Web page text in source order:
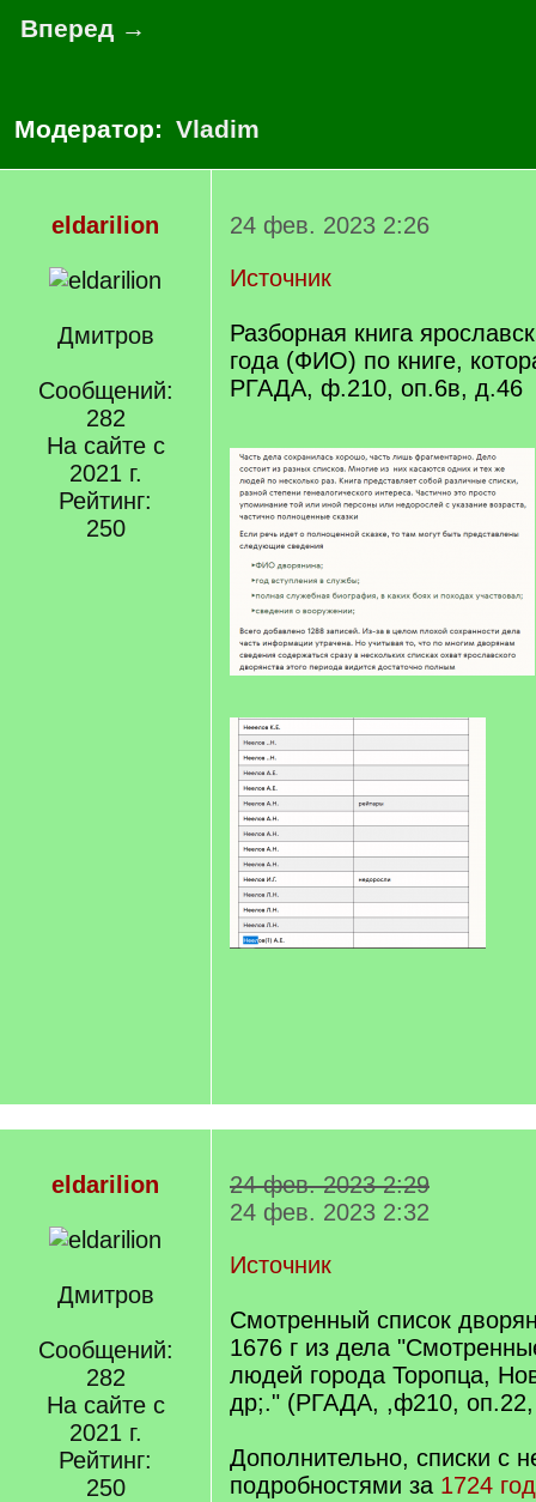
Вперед →
Модератор: Vladim
eldarilion
Дмитров
Сообщений:
282
На сайте с
2021 г.
Рейтинг:
250
24 фев. 2023 2:26
Источник
Разборная книга
года (ФИО) по книге,
РГАДА, ф.210, оп.6в, д.46
eldarilion
Дмитров
Сообщений:
282
На сайте с
2021 г.
Рейтинг:
250
24 фев. 2023 2:29
24 фев. 2023 2:32
Источник
Смотренный список
1676 г из дела
людей города Торопца,
др;." (РГАДА, ,ф210,
Дополнительно, списки с
подробностями за 1724 год